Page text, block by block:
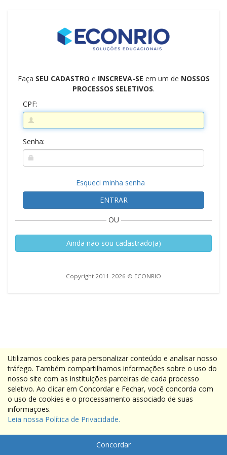
Faça SEU CADASTRO e INSCREVA-SE em um de NOSSOS
PROCESSOS SELETIVOS.
CPF:
Senha:
Esqueci minha senha
ENTRAR
OU
Ainda não sou cadastrado(a)
Copyright 2011-2026 © ECONRIO
Utilizamos cookies para personalizar conteúdo e analisar nosso
tráfego. Também compartilhamos informações sobre o uso do
nosso site com as instituições parceiras de cada processo
seletivo. Ao clicar em Concordar e Fechar, você concorda com
o uso de cookies e o processamento associado de suas
informações.
Leia nossa Política de Privacidade.
Concordar